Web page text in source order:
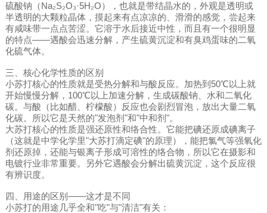
硫酸钠（Na₂S₂O₃·5H₂O），也就是带结晶水的，外观是透明或
半透明的大颗粒晶体，摸起来有点凉凉的、滑滑的感觉，尝起来
有咸味带一点点苦涩。它溶于水后接近中性，而且有一个很明显
的特点——遇酸会迅速分解，产生硫黄沉淀和有臭鸡蛋味的二氧
化硫气体。
三、核心化学性质的区别
小苏打核心的性质就是受热分解和与酸反应。加热到50℃以上就
开始慢慢分解，100℃以上加速分解，生成碳酸钠、水和二氧化
碳。与酸（比如醋、柠檬酸）反应也会剧烈冒泡，放出大量二氧
化碳。所以它是天然的"发泡剂"和"中和剂"。
大苏打核心的性质是强还原性和络合性。它能把碘还原成碘离子
（这就是中学化学里"大苏打滴定碘"的原理），能把氯气等强氧化
剂还原掉，还能与银离子形成可溶性的络合物，所以它在摄影和
电镀行业非常重要。另外它遇酸会分解出硫黄沉淀，这个反应很
有辨识度。
四、用途的区别——这才是不同
小苏打的用途几乎全和"吃"与"清洁"有关：